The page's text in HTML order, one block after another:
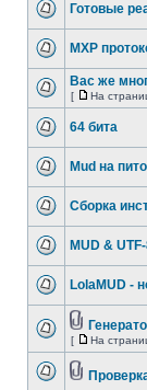
Готовые
MXP
Вас же
[ На
64 бита
Mud на
Сборка
MUD &
LolaMUD -
[ На